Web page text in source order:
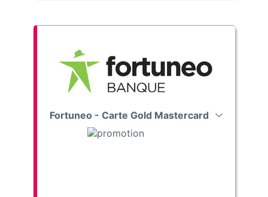
Fortuneo - Carte Gold Mastercard